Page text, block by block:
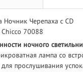
Ночник Черепаха с CD
Chicco 70088
ночного
лампа со
для прослушивания